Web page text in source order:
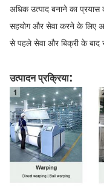
अधिक उत्पाद बनाने का
सहयोग और सेवा करने के लिए
से पहले सेवा और बिक्री के बाद
उत्पादन प्रक्रिया: